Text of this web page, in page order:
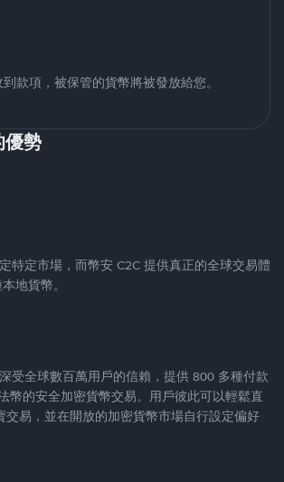
款項，被保管的貨幣將被發放給您。
優勢
特定市場，而幣安 C2C 提供真正的全球交易體
地貨幣。
受全球數百萬用戶的信賴，提供 800 多種付款
幣的安全加密貨幣交易。用戶彼此可以輕鬆直
交易，並在開放的加密貨幣市場自行設定偏好